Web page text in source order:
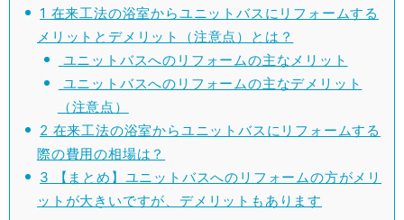
1 在来工法の浴室からユニットバスにリフォームする
メリットとデメリット（注意点）とは？
ユニットバスへのリフォームの主なメリット
ユニットバスへのリフォームの主なデメリット
（注意点）
2 在来工法の浴室からユニットバスにリフォームする
際の費用の相場は？
3 【まとめ】ユニットバスへのリフォームの方がメリ
ットが大きいですが、デメリットもあります